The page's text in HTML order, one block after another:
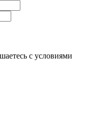
c условиями